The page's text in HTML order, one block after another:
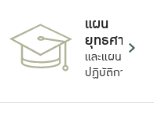
แผน
ยุทธศาสตร์
และแผน
ปฏิบัติการ